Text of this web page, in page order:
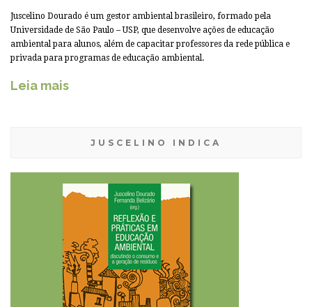
Juscelino Dourado é um gestor ambiental brasileiro, formado pela
Universidade de São Paulo – USP, que desenvolve ações de educação
ambiental para alunos, além de capacitar professores da rede pública e
privada para programas de educação ambiental.
Leia mais
JUSCELINO INDICA